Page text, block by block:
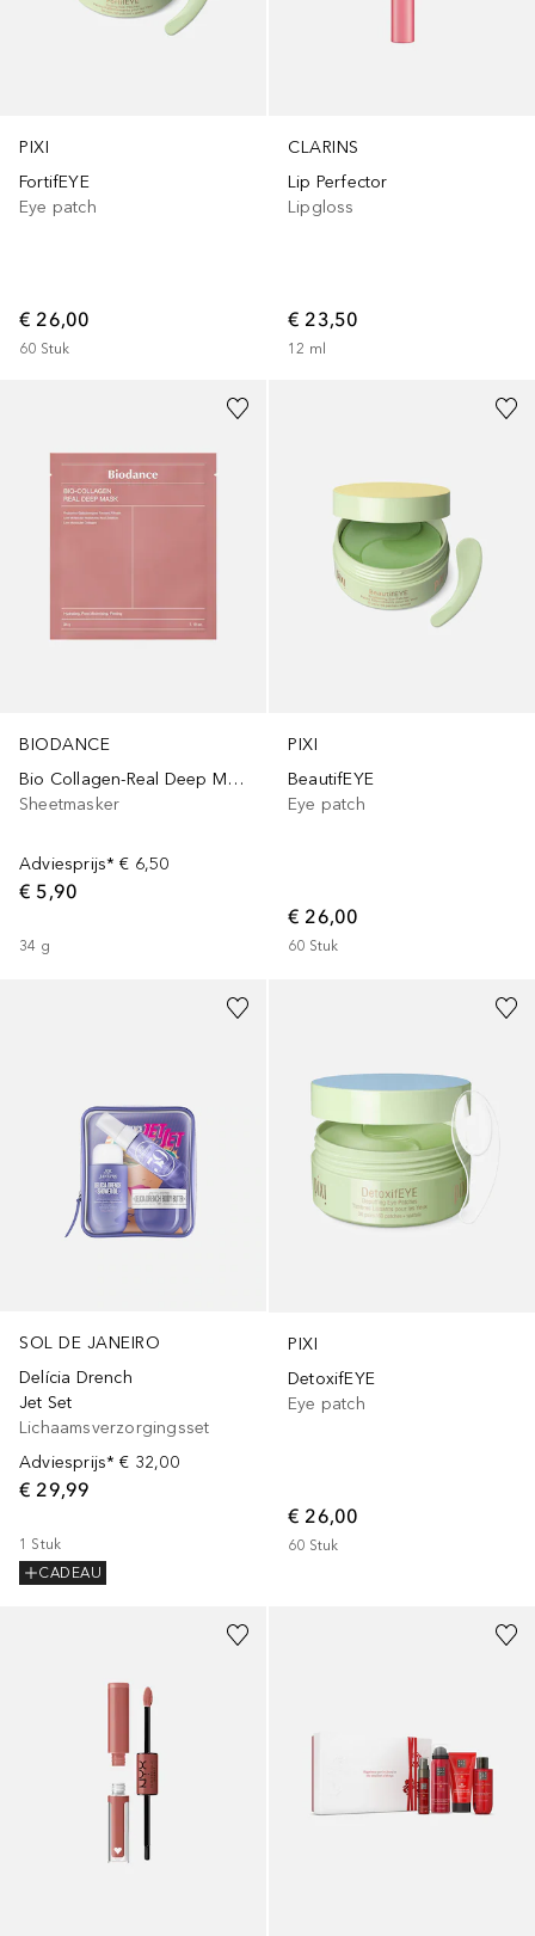
PIXI
FortifEYE
Eye patch
€ 26,00
60 Stuk
CLARINS
Lip Perfector
Lipgloss
€ 23,50
12 ml
BIODANCE
Bio Collagen-Real Deep Mask
Sheetmasker
Adviesprijs* € 6,50
€ 5,90
34 g
PIXI
BeautifEYE
Eye patch
€ 26,00
60 Stuk
SOL DE JANEIRO
Delícia Drench
Jet Set
Lichaamsverzorgingsset
Adviesprijs* € 32,00
€ 29,99
1 Stuk
CADEAU
PIXI
DetoxifEYE
Eye patch
€ 26,00
60 Stuk
+25